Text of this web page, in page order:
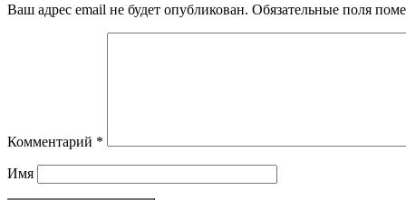
Ваш адрес email не будет опубликован. Обязательные поля
Комментарий *
Имя